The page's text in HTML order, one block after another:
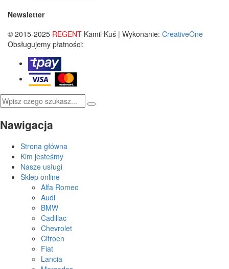
Newsletter
© 2015-2025 REGENT Kamil Kuś | Wykonanie: CreativeOne
Obsługujemy płatności:
Nawigacja
Strona główna
Kim jesteśmy
Nasze usługi
Sklep online
Alfa Romeo
Audi
BMW
Cadillac
Chevrolet
Citroen
Fiat
Lancia